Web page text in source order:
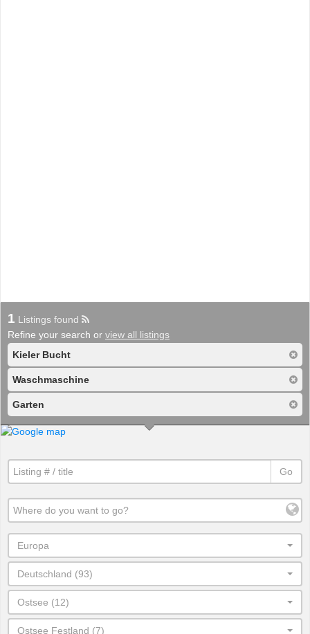
1 Listings found
Refine your search or view all listings
Kieler Bucht
Waschmaschine
Garten
Go
Europa
Deutschland (93)
Ostsee (12)
Ostsee Festland (7)